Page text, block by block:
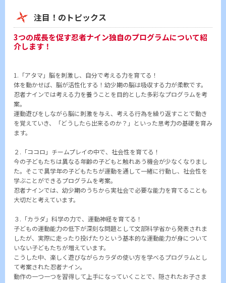
注目！のトピックス
3つの成長を促す忍者ナイン独自のプログラムについて紹
介します！
1.「アタマ」脳を刺激し、自分で考える力を育てる！
体を動かせば、脳が活性化する！幼少期の脳は吸収する力が柔軟です。
忍者ナインでは考える力を養うことを目的とした多彩なプログラムを考
案。
運動遊びをしながら脳に刺激を与え、考える行為を繰り返すことで動き
を覚えていき、「どうしたら出来るのか？」といった思考力の基礎を育み
ます。
２.「ココロ」チームプレイの中で、社会性を育てる！
今の子どもたちは異なる年齢の子どもと触れあう機会が少なくなりまし
た。そこで異学年の子どもたちが運動を通して一緒に行動し、社会性を
学ぶことができるプログラムを考案。
忍者ナインでは、幼少期のうちから実社会で必要な能力を育てることも
大切だと考えています。
３.「カラダ」科学の力で、運動神経を育てる！
子どもの運動能力の低下が深刻な問題として文部科学省から発表されま
したが、実際に走ったり投げたりという基本的な運動能力が身について
いない子どもたちが増えています。
こうした中、楽しく遊びながらカラダの使い方を学べるプログラムとし
て考案された忍者ナイン。
動作の一つ一つを習得して上手になっていくことで、隠されたお子さま